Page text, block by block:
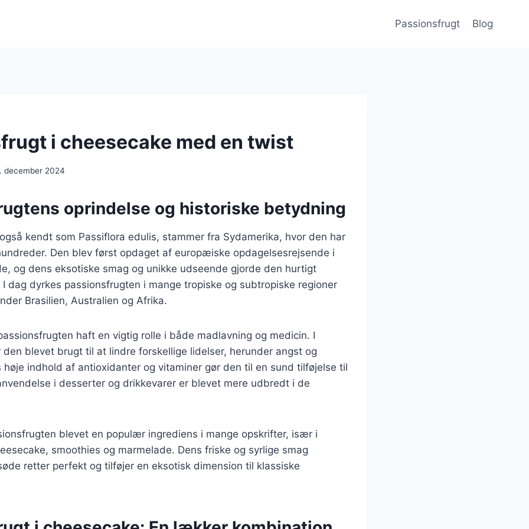
Passionsfrugt Blog
i cheesecake med en twist
december 2024
oprindelse og historiske betydning
kendt som Passiflora edulis, stammer fra Sydamerika, hvor den har
Den blev først opdaget af europæiske opdagelsesrejsende i
og dens eksotiske smag og unikke udseende gjorde den hurtigt
dag dyrkes passionsfrugten i mange tropiske og subtropiske regioner
Brasilien, Australien og Afrika.
haft en vigtig rolle i både madlavning og medicin. I
den blevet brugt til at lindre forskellige lidelser, herunder angst og
høje indhold af antioxidanter og vitaminer gør den til en sund tilføjelse til
i desserter og drikkevarer er blevet mere udbredt i de
blevet en populær ingrediens i mange opskrifter, især i
smoothies og marmelade. Dens friske og syrlige smag
retter perfekt og tilføjer en eksotisk dimension til klassiske